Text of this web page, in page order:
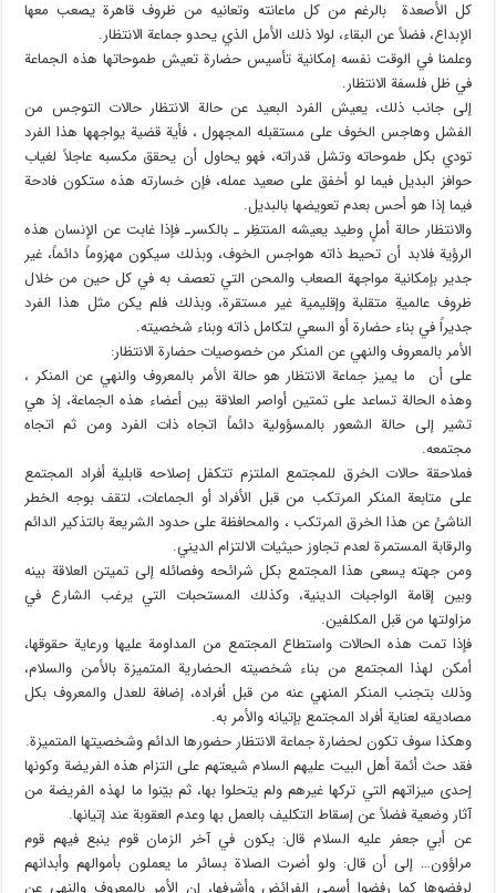
كل الأصعدة بالرغم من كل ماعانته وتعانيه من ظروف قاهرة يصعب معها
الإبداع، فضلاً عن البقاء، لولا ذلك الأمل الذي يحدو جماعة الانتظار.
وعلمنا في الوقت نفسه إمكانية تأسيس حضارة تعيش طموحاتها هذه الجماعة
في ظل فلسفة الانتظار.
إلى جانب ذلك، يعيش الفرد البعيد عن حالة الانتظار حالات التوجس من
الفشل وهاجس الخوف على مستقبله المجهول ، فأية قضية يواجهها هذا الفرد
تودي بكل طموحاته وتشل قدراته، فهو يحاول أن يحقق مكسبه عاجلاً لغياب
حوافز البديل فيما لو أخفق على صعيد عمله، فإن خسارته هذه ستكون فادحة
فيما إذا هو أحس بعدم تعويضها بالبديل.
والانتظار حالة أملٍ وطيد يعيشه المنتظِر ـ بالكسرـ فإذا غابت عن الإنسان هذه
الرؤية فلابد أن تحيط ذاته هواجس الخوف، وبذلك سيكون مهزوماً دائماً، غير
جدير بإمكانية مواجهة الصعاب والمحن التي تعصف به في كل حين من خلال
ظروف عالميةِ متقلبة وإقليمية غير مستقرة، وبذلك فلم يكن مثل هذا الفرد
جديراً في بناء حضارة أو السعي لتكامل ذاته وبناء شخصيته.
الأمر بالمعروف والنهي عن المنكر من خصوصيات حضارة الانتظار:
على أن ما يميز جماعة الانتظار هو حالة الأمر بالمعروف والنهي عن المنكر ،
وهذه الحالة تساعد على تمتين أواصر العلاقة بين أعضاء هذه الجماعة، إذ هي
تشير إلى حالة الشعور بالمسؤولية دائماً اتجاه ذات الفرد ومن ثم اتجاه
مجتمعه.
فملاحقة حالات الخرق للمجتمع الملتزم تتكفل إصلاحه قابلية أفراد المجتمع
على متابعة المنكر المرتكب من قبل الأفراد أو الجماعات، لتقف بوجه الخطر
الناشئ عن هذا الخرق المرتكب ، والمحافظة على حدود الشريعة بالتذكير الدائم
والرقابة المستمرة لعدم تجاوز حيثيات الالتزام الديني.
ومن جهته يسعى هذا المجتمع بكل شرائحه وفصائله إلى تميتن العلاقة بينه
وبين إقامة الواجبات الدينية، وكذلك المستحبات التي يرغب الشارع في
مزاولتها من قبل المكلفين.
فإذا تمت هذه الحالات واستطاع المجتمع من المداومة عليها ورعاية حقوقها،
أمكن لهذا المجتمع من بناء شخصيته الحضارية المتميزة بالأمن والسلام،
وذلك بتجنب المنكر المنهي عنه من قبل أفراده، إضافة للعدل والمعروف بكل
مصاديقه لعناية أفراد المجتمع بإتيانه والأمر به.
وهكذا سوف تكون لحضارة جماعة الانتظار حضورها الدائم وشخصيتها المتميزة.
فقد حث أئمة أهل البيت عليهم السلام شيعتهم على التزام هذه الفريضة وكونها
إحدى ميزاتهم التي تركها غيرهم ولم يتحلوا بها، ثم بيّنوا ما لهذه الفريضة من
آثار وضعية فضلاً عن إسقاط التكليف بالعمل بها وعدم العقوبة عند إتيانها.
عن أبي جعفر عليه السلام قال: يكون في آخر الزمان قوم ينبع فيهم قوم
مراؤون… إلى أن قال: ولو أضرت الصلاة بسائر ما يعملون بأموالهم وأبدانهم
لرفضوها كما رفضوا أسمى الفرائض وأشرفها، إن الأمر بالمعروف والنهي عن